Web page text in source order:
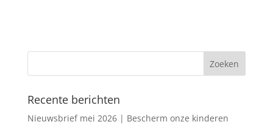
Recente berichten
Nieuwsbrief mei 2026 | Bescherm onze kinderen